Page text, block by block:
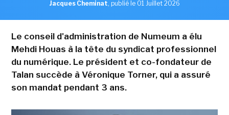
Jacques Cheminat, publié le 01 Juillet 2026
Le conseil d'administration de Numeum a élu
Mehdi Houas à la tête du syndicat professionnel
du numérique. Le président et co-fondateur de
Talan succède à Véronique Torner, qui a assuré
son mandat pendant 3 ans.